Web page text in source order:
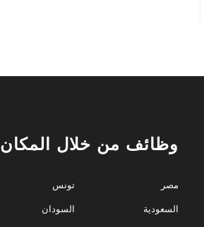
وظائف من خلال المكان
مصر
السعودية
تونس
السودان